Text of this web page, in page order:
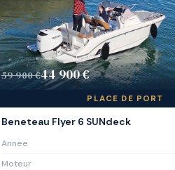
59 900 €44 900 €
PLACE DE PORT
Beneteau Flyer 6 SUNdeck
Annee
Moteur